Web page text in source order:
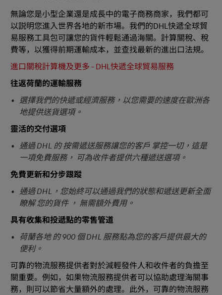
無論您是小型企業還是成長中的電子商務商家，我們都可
以説明您進入世界各地的新市場。我們的DHL快遞全球貿
易服務工具包可讓您的貨件輕鬆通過海關。計算關稅、稅
費等，以獲得前期運輸成本，並查找最新的進出口法規。
進口關稅計算機及更多 - DHL快遞全球貿易服務
往返荷蘭的運輸服務
選擇我們的快遞或經濟服務，以您需要的速度在歐洲各
地提供送貨選項。
靈活的交付選項
通過 DHL 的 按需遞送服務讓您的客戶 掌控一切，這是
一項免費服務， 可為收件者提供六種遞送選項。
免費更新和分步跟蹤
通過 DHL，您始終可以通過我們的狀態和遞送更新全面
瞭解 您的貨件 ， 無需額外費用。
具有收集和投遞點的零售管道
荷蘭各地 的 900 個 DHL 服務點為您的客戶提供最大的
便利。
可靠的物流服務提供者對於減輕發件人和收件者的負擔至
關重要。例如，如果物流服務提供者可以協助處理海關事
務，則可以節省大量額外的處理。此外，可靠的物流服務